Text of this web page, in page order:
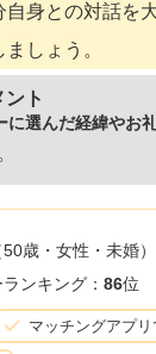
自身との対話を
しょう。
ト
に選んだ経緯やお
50歳・女性・未婚）
ンキング： 86位
マッチングアプリ